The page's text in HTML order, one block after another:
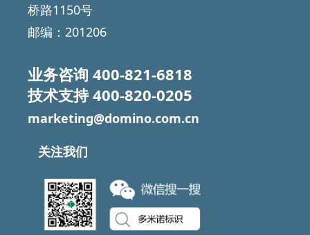
桥路1150号
邮编：201206
业务咨询 400-821-6818
技术支持400-820-0205
marketing@domino.com.cn
关注我们